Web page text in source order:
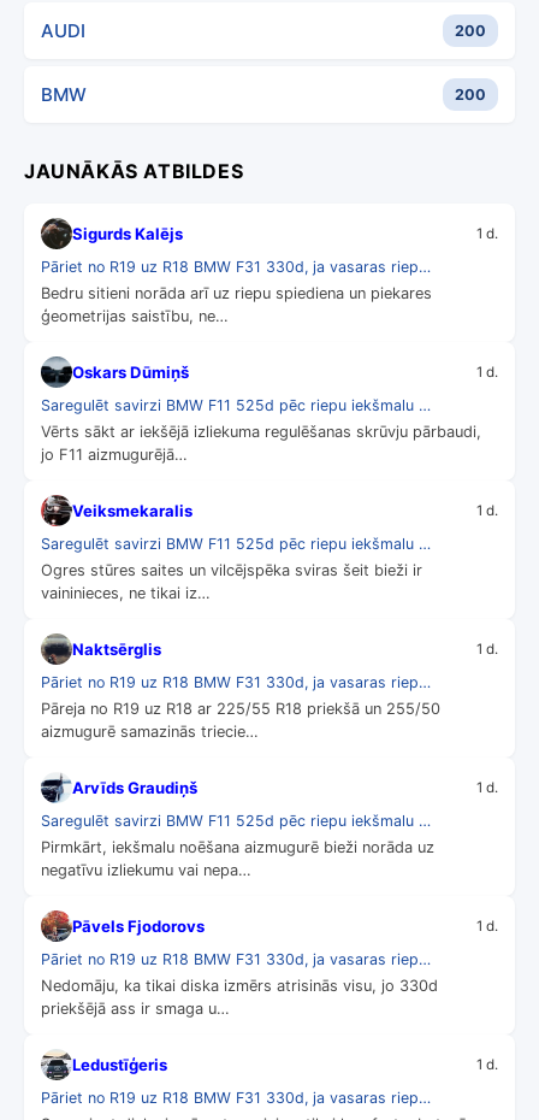
AUDI 200
BMW 200
JAUNĀKĀS ATBILDES
Sigurds Kalējs 1 d.
Pāriet no R19 uz R18 BMW F31 330d, ja vasaras riep…
Bedru sitieni norāda arī uz riepu spiediena un piekares
ģeometrijas saistību, ne…
Oskars Dūmiņš 1 d.
Saregulēt savirzi BMW F11 525d pēc riepu iekšmalu …
Vērts sākt ar iekšējā izliekuma regulēšanas skrūvju pārbaudi,
jo F11 aizmugurējā…
Veiksmekaralis 1 d.
Saregulēt savirzi BMW F11 525d pēc riepu iekšmalu …
Ogres stūres saites un vilcējspēka sviras šeit bieži ir
vaininieces, ne tikai iz…
Naktsērglis 1 d.
Pāriet no R19 uz R18 BMW F31 330d, ja vasaras riep…
Pāreja no R19 uz R18 ar 225/55 R18 priekšā un 255/50
aizmugurē samazinās triecie…
Arvīds Graudiņš 1 d.
Saregulēt savirzi BMW F11 525d pēc riepu iekšmalu …
Pirmkārt, iekšmalu noēšana aizmugurē bieži norāda uz
negatīvu izliekumu vai nepa…
Pāvels Fjodorovs 1 d.
Pāriet no R19 uz R18 BMW F31 330d, ja vasaras riep…
Nedomāju, ka tikai diska izmērs atrisinās visu, jo 330d
priekšējā ass ir smaga u…
Ledustīģeris 1 d.
Pāriet no R19 uz R18 BMW F31 330d, ja vasaras riep…